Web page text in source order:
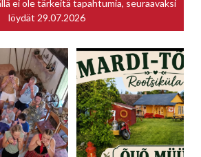
ei ole tärkeitä tapahtumia, seuraavaksi
löydät 29.07.2026